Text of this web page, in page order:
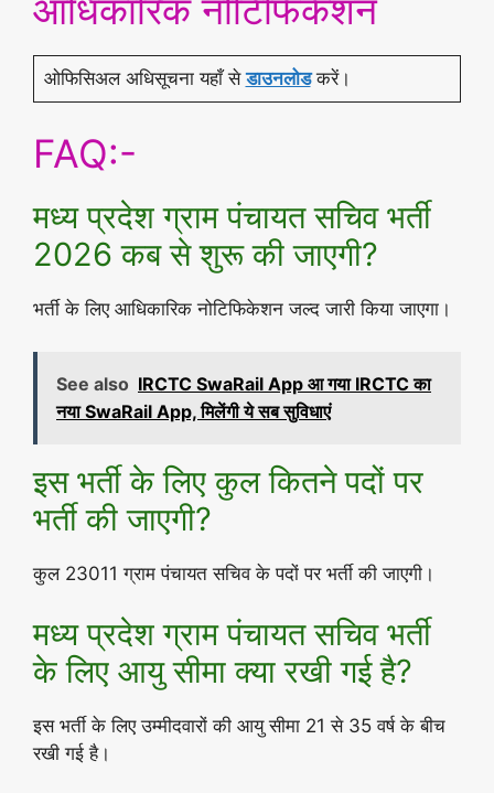
आधिकारिक नोटिफिकेशन
ओफिसिअल अधिसूचना यहाँ सेडाउनलोडकरें।
FAQ:-
मध्य प्रदेश ग्राम पंचायत सचिव भर्ती
2026 कब से शुरू की जाएगी?
भर्ती के लिए आधिकारिक नोटिफिकेशन जल्द जारी किया जाएगा।
See also IRCTC SwaRail App आ गया IRCTC का
नया SwaRail App, मिलेंगी ये सब सुविधाएं
इस भर्ती के लिए कुल कितने पदों पर
भर्ती की जाएगी?
कुल 23011 ग्राम पंचायत सचिव के पदों पर भर्ती की जाएगी।
मध्य प्रदेश ग्राम पंचायत सचिव भर्ती
के लिए आयु सीमा क्या रखी गई है?
इस भर्ती के लिए उम्मीदवारों की आयु सीमा 21 से 35 वर्ष के बीच
रखी गई है।